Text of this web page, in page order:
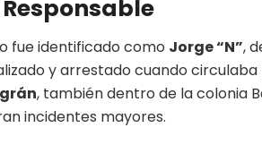
fue identificado como Jorge “N”,
y arrestado cuando
, también dentro de la colonia
incidentes mayores.